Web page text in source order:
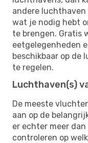
andere luchthaven
wat je nodig hebt
te brengen. Gratis
eetgelegenheden
beschikbaar op de
te regelen.
Luchthaven(s)
De meeste
aan op de
er echter meer
controleren op